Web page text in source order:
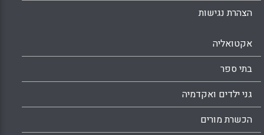
הצהרת נגישות
אקטואליה
בתי ספר
גני ילדים ואקדמיה
הכשרת מורים